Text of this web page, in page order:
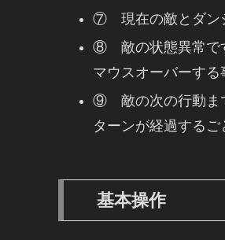
⑦ 現在の敵とダン
⑧ 敵の状態異常で
マウスオーバーする
⑨ 敵の次の行動ま
ターンが経過するご
基本操作